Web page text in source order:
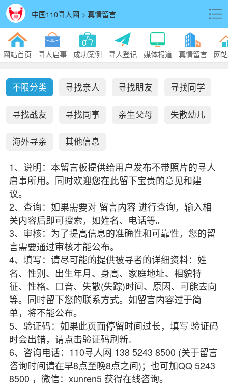
中国110寻人网 > 真情留言
网站首页 寻人启事 成功案例 寻人登记 媒体报道 真情留言 网
不限分类 寻找亲人 寻找朋友 寻找同学
寻找战友 寻找同事 亲生父母 失散幼儿
海外寻亲 其他信息
1、说明：本留言板提供给用户发布不带照片的寻人
启事所用。同时欢迎您在此留下宝贵的意见和建
议。
2、查询：如果需要对 留言内容 进行查询，输入相
关内容后即可搜索，如姓名、电话等。
3、审核：为了提高信息的准确性和可靠性，您的留
言需要通过审核才能公布。
4、填写：请尽可能的提供被寻者的详细资料：姓
名、性别、出生年月、身高、家庭地址、相貌特
征、性格、口音、失散(失踪)时间、原因、可能去向
等。同时留下您的联系方式。如留言内容过于简
单，将不能公布。
5、验证码：如果此页面停留时间过长，填写 验证码
时会出错，请点击验证码刷新。
6、咨询电话：110寻人网 138 5243 8500 (关于留言
咨询时间请在早8点至晚8点之间)；也可加QQ 5243
8500 ，微信：xunren5 获得在线咨询。